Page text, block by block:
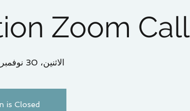
Zoom Call
الاثنين، 30 نوفمبر
is Closed